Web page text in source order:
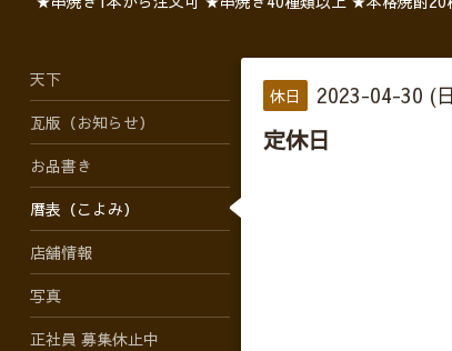
休日 2023-04-30 (
定休日
天下
瓦版（お知らせ）
お品書き
暦表（こよみ）
店舗情報
写真
正社員 募集休止中